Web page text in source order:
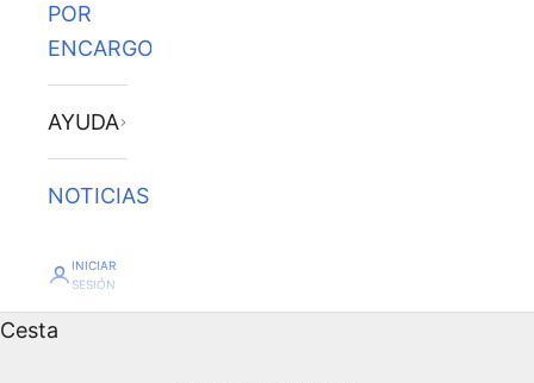
POR
ENCARGO
AYUDA
NOTICIAS
INICIAR
SESIÓN
Cesta